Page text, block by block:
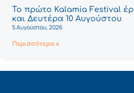
Το πρώτο Kalamia Festival
και Δευτέρα 10 Αυγούστου
5 Αυγούστου, 2026
Περισσότερα »